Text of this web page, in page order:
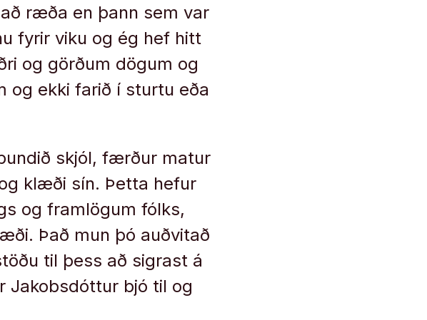
ræða en þann sem var
fyrir viku og ég hef hitt
og görðum dögum og
og ekki farið í sturtu eða
skjól, færður matur
klæði sín. Þetta hefur
og framlögum fólks,
Það mun þó auðvitað
til þess að sigrast á
Jakobsdóttur bjó til og